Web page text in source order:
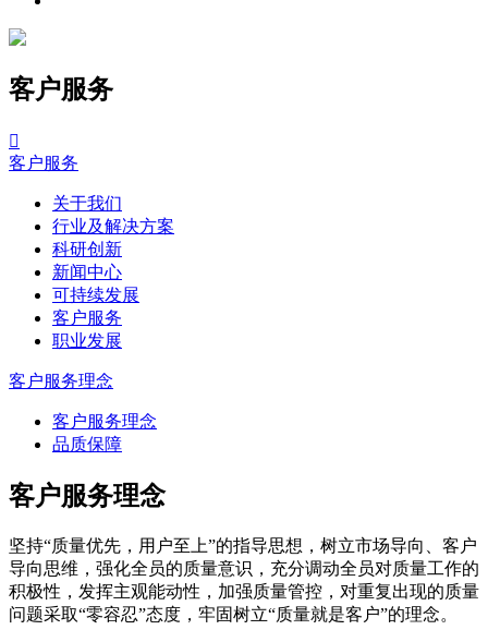
客户服务

客户服务
关于我们
行业及解决方案
科研创新
新闻中心
可持续发展
客户服务
职业发展
客户服务理念
客户服务理念
品质保障
客户服务理念
坚持“质量优先，用户至上”的指导思想，树立市场导向、客户
导向思维，强化全员的质量意识，充分调动全员对质量工作的
积极性，发挥主观能动性，加强质量管控，对重复出现的质量
问题采取“零容忍”态度，牢固树立“质量就是客户”的理念。